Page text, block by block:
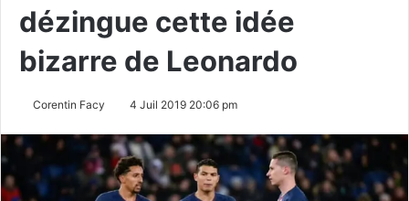
dézingue cette idée
bizarre de Leonardo
Corentin Facy 4 Juil 2019 20:06 pm